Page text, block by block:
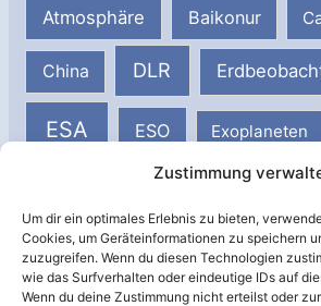
Zustimmung
Um dir ein optimales Erlebnis zu bieten,
Cookies, um Geräteinformationen zu speichern
zuzugreifen. Wenn du diesen Technologien
wie das Surfverhalten oder eindeutige IDs auf
Wenn du deine Zustimmung nicht erteilst oder
Atmosphäre Baikonur
China DLR
ESA ESO Exoplaneten
ISS
Kamera Klimawandel
Kommunikationssatellit